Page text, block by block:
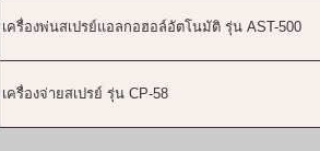
เครื่องพ่นสเปรย์แอลกอฮอล์อัตโนมัติ รุ่น AST-500
เครื่องจ่ายสเปรย์ รุ่น CP-58